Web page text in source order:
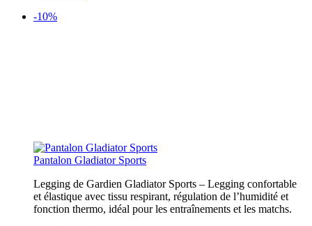
-10%
Pantalon Gladiator Sports
Legging de Gardien Gladiator Sports – Legging confortable
et élastique avec tissu respirant, régulation de l’humidité et
fonction thermo, idéal pour les entraînements et les matchs.